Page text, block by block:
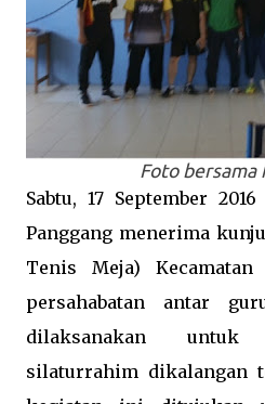
Foto bersama
Sabtu, 17 September
Panggang menerima
Tenis Meja)
persahabatan antar
dilaksanakan
silaturrahim dikalangan